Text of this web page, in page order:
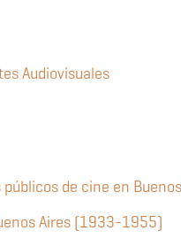
Audiovisuales
de cine en
Aires (1933-1955)